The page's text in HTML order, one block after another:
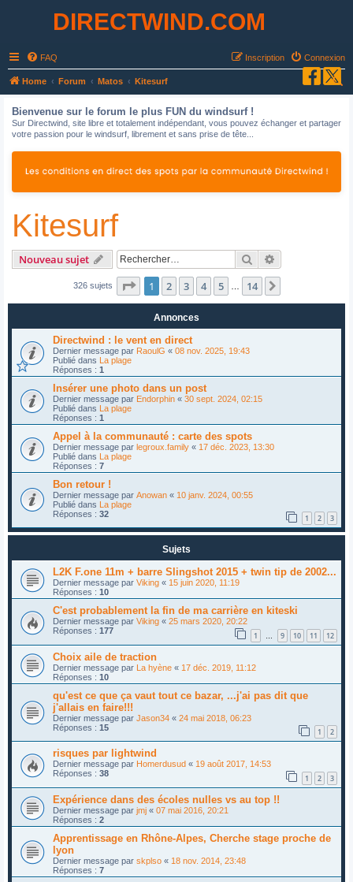
DIRECTWIND.COM
FAQ Connexion
Inscription
Home Forum Matos Kitesurf
Bienvenue sur le forum le plus FUN du windsurf !
Sur Directwind, site libre et totalement indépendant, vous pouvez échanger et partager
votre passion pour le windsurf, librement et sans prise de tête...
Kitesurf
Nouveau sujet Rechercher
326 sujets Page 1sur14
1 2 3 4 5 14
Annonces
Directwind : le vent en direct
Dernier message par RaoulG « 08 nov. 2025, 19:43
Publié dans La plage
Réponses : 1
Insérer une photo dans un post
Dernier message par Endorphin « 30 sept. 2024, 02:15
Publié dans La plage
Réponses : 1
Appel à la communauté : carte des spots
Dernier message par legroux.family « 17 déc. 2023, 13:30
Publié dans La plage
Réponses : 7
Bon retour !
Dernier message par Anowan « 10 janv. 2024, 00:55
Publié dans La plage
Réponses : 32 1 2 3
Sujets
L2K F.one 11m + barre Slingshot 2015 + twin tip de 2002...
Dernier message par Viking « 15 juin 2020, 11:19
Réponses : 10
C'est probablement la fin de ma carrière en kiteski
Dernier message par Viking « 25 mars 2020, 20:22
Réponses : 177 1 … 9 10 11 12
Choix aile de traction
Dernier message par La hyène « 17 déc. 2019, 11:12
Réponses : 10
qu'est ce que ça vaut tout ce bazar, ...j'ai pas dit que
j'allais en faire!!!
Dernier message par Jason34 « 24 mai 2018, 06:23
Réponses : 15 1 2
risques par lightwind
Dernier message par Homerdusud « 19 août 2017, 14:53
Réponses : 38 1 2 3
Expérience dans des écoles nulles vs au top !!
Dernier message par jmj « 07 mai 2016, 20:21
Réponses : 2
Apprentissage en Rhône-Alpes, Cherche stage proche de
lyon
Dernier message par skplso « 18 nov. 2014, 23:48
Réponses : 7